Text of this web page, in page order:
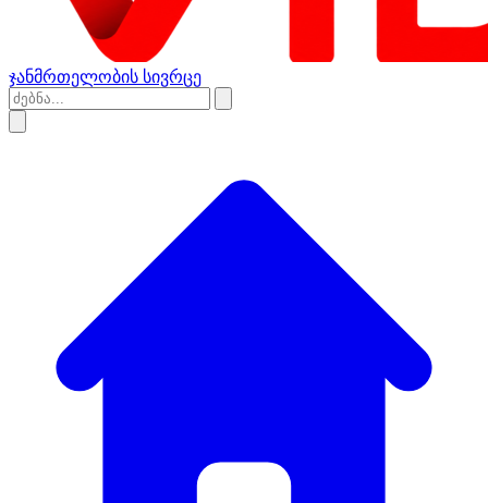
ჯანმრთელობის სივრცე